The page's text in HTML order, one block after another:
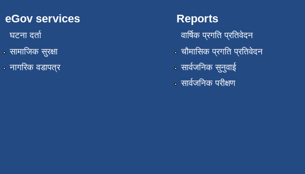
eGov services
घटना दर्ता
सामाजिक सुरक्षा
नागरिक वडापत्र
Reports
वार्षिक प्रगति प्रतिवेदन
चौमासिक प्रगति प्रतिवेदन
सार्वजनिक सुनुवाई
सार्वजनिक परीक्षण